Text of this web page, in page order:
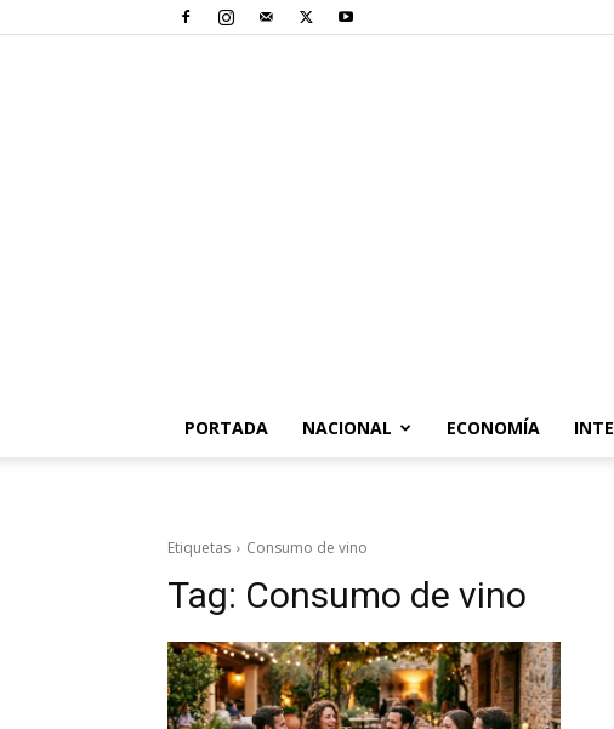
PORTADA NACIONAL ECONOMÍA
Etiquetas Consumo de vino
Tag: Consumo de vino